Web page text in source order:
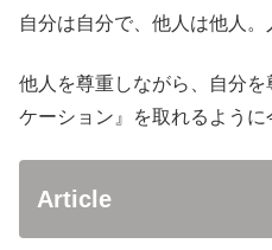
自分は自分で、他人は他人。
他人を尊重しながら、自分
ケーション』を取れるように
Article